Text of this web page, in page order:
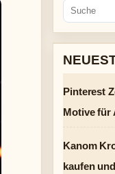
Pinterest
Motive für
Kanom
kaufen